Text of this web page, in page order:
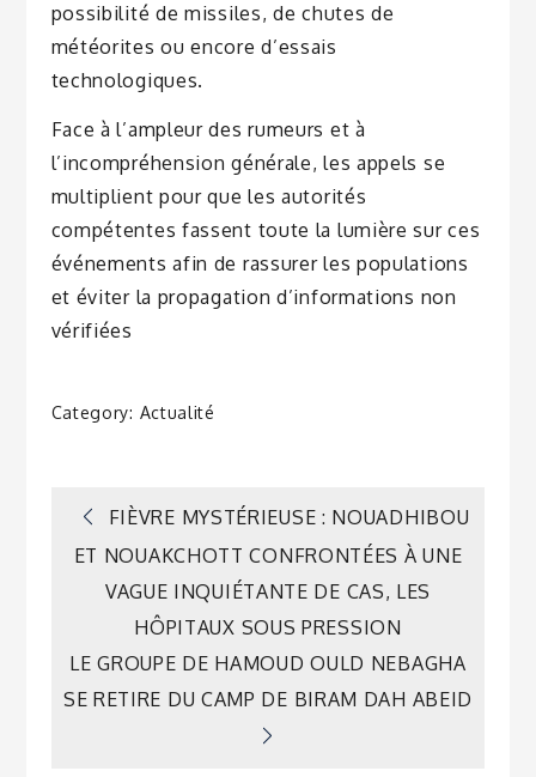
possibilité de missiles, de chutes de
météorites ou encore d’essais
technologiques.
Face à l’ampleur des rumeurs et à
l’incompréhension générale, les appels se
multiplient pour que les autorités
compétentes fassent toute la lumière sur ces
événements afin de rassurer les populations
et éviter la propagation d’informations non
vérifiées
Category: Actualité
Navigation
de
l’article
FIÈVRE MYSTÉRIEUSE : NOUADHIBOU
ET NOUAKCHOTT CONFRONTÉES À UNE
VAGUE INQUIÉTANTE DE CAS, LES
HÔPITAUX SOUS PRESSION
LE GROUPE DE HAMOUD OULD NEBAGHA
SE RETIRE DU CAMP DE BIRAM DAH ABEID